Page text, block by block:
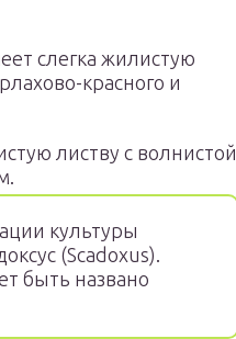
слегка жилистую
красного и
листву с волнистой
культуры
(Scadoxus).
быть названо